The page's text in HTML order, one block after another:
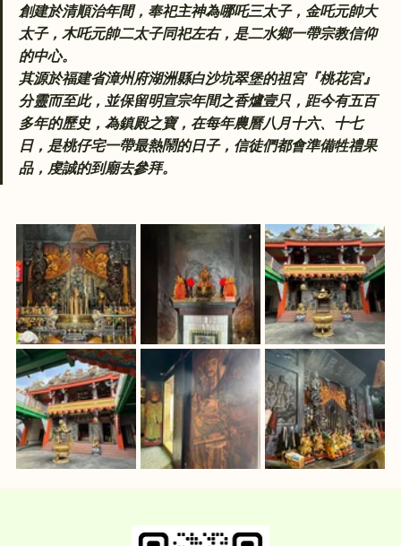
創建於清順治年間，奉祀主神為哪吒三太子，金吒元帥大
太子，木吒元帥二太子同祀左右，是二水鄉一帶宗教信仰
的中心。
其源於福建省漳州府湖洲縣白沙坑翠堡的祖宮『桃花宮』
分靈而至此，並保留明宣宗年間之香爐壹只，距今有五百
多年的歷史，為鎮殿之寶，在每年農曆八月十六、十七
日，是桃仔宅一帶最熱鬧的日子，信徒們都會準備牲禮果
品，虔誠的到廟去參拜。